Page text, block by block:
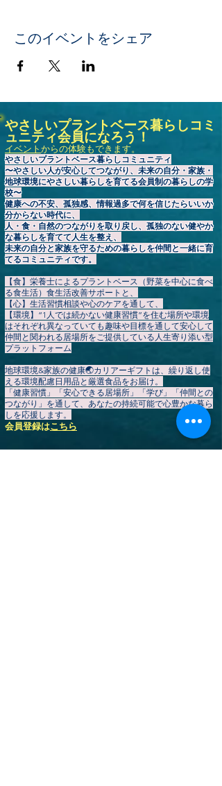
このイベントをシェア
やさしいプラントベース暮らしコミ
ュニティ会員になろう！
イベントからの体験もできます。
やさしいプラントベース暮らしコミュニティ
〜やさしい人が安心してつながり、未来の自分・家族・
地球環境にやさしい暮らしを育てる会員制の暮らしの学
校〜
健康への不安、孤独感、情報過多で何を信じたらいいか
分からない時代に、
人・食・自然のつながりを取り戻し、孤独のない健やか
な暮らしを育てて人生を整え、
未来の自分と家族を守るための暮らしを仲間と一緒に育
てるコミュニティです。
【食】栄養士によるプラントベース（野菜を中心に食べ
る食生活）食生活改善サポートと、
【心】生活習慣相談や心のケアを通して、
【環境】“1人では続かない健康習慣”を住む場所や環境
はそれぞれ異なっていても趣味や目標を通して安心して
仲間と関われる居場所をご提供している人生寄り添い型
プラットフォーム
地球環境&家族の健康🌏️カリアーギフトは、繰り返し使
える環境配慮日用品と厳選食品をお届け。
「健康習慣」「安心できる居場所」「学び」「仲間との
つながり」を通して、あなたの持続可能で心豊かな暮ら
しを応援します。
会員登録はこちら